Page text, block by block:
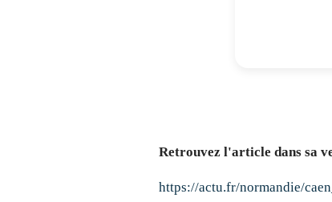
Retrouvez l'article dans sa
https://actu.fr/normandie/